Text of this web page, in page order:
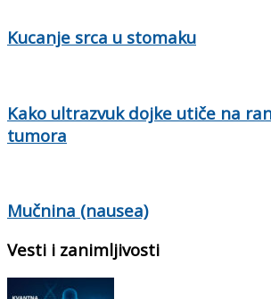
Kucanje srca u stomaku
Kako ultrazvuk dojke utiče na
tumora
Mučnina (nausea)
Vesti i zanimljivosti